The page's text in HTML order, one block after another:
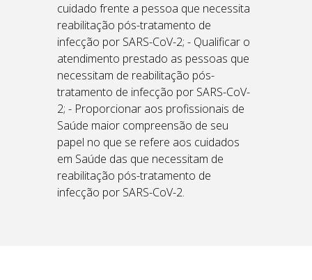
cuidado frente a pessoa que necessita
reabilitação pós-tratamento de
infecção por SARS-CoV-2; - Qualificar o
atendimento prestado as pessoas que
necessitam de reabilitação pós-
tratamento de infecção por SARS-CoV-
2; - Proporcionar aos profissionais de
Saúde maior compreensão de seu
papel no que se refere aos cuidados
em Saúde das que necessitam de
reabilitação pós-tratamento de
infecção por SARS-CoV-2.